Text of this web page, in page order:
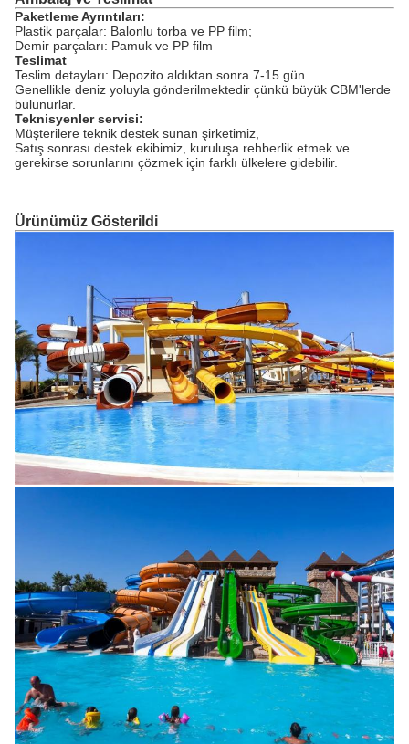
Paketleme Ayrıntıları:
Plastik parçalar: Balonlu torba ve PP film;
Demir parçaları: Pamuk ve PP film
Teslimat
Teslim detayları: Depozito aldıktan sonra 7-15 gün
Genellikle deniz yoluyla gönderilmektedir çünkü büyük CBM'lerde
bulunurlar.
Teknisyenler servisi:
Müşterilere teknik destek sunan şirketimiz,
Satış sonrası destek ekibimiz, kuruluşa rehberlik etmek ve
gerekirse sorunlarını çözmek için farklı ülkelere gidebilir.
Ürünümüz Gösterildi